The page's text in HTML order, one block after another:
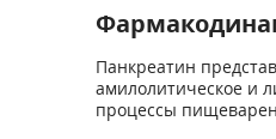
Панкреатин
амилолитическое и
процессы